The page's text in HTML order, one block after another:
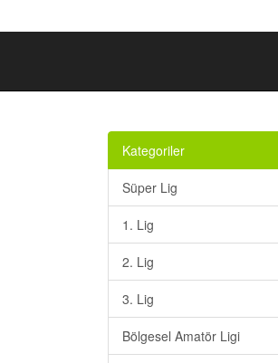
Kategoriler
Süper Lig
1. Lig
2. Lig
3. Lig
Bölgesel Amatör Ligi